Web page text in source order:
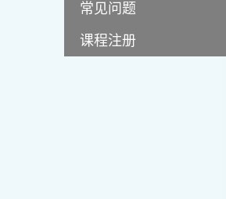
常见问题
课程注册